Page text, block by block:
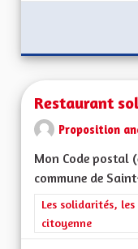
Restaurant
Proposition
Mon Code postal
commune de
Filtrer les
Les solidarités,
citoyenne